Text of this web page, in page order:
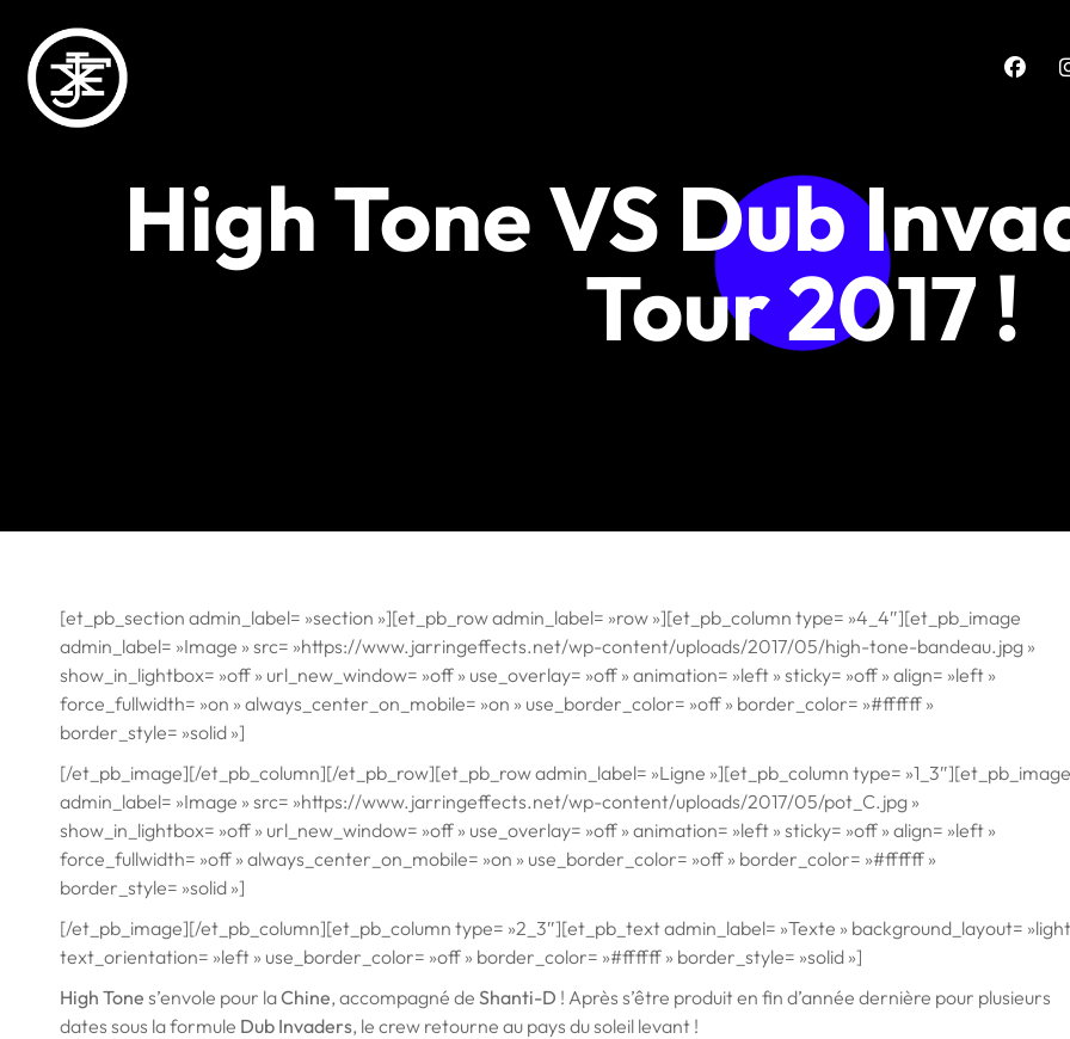
High Tone VS Dub
Tour 2017 !
[et_pb_section admin_label= »section »][et_pb_row admin_label= »row »][et_pb_column type= »4_4″][et_pb_image
admin_label= »Image » src= »https://www.jarringeffects.net/wp-content/uploads/2017/05/high-tone-bandeau.jpg »
show_in_lightbox= »off » url_new_window= »off » use_overlay= »off » animation= »left » sticky= »off » align= »left »
force_fullwidth= »on » always_center_on_mobile= »on » use_border_color= »off » border_color= »#ffffff »
border_style= »solid »]
[/et_pb_image][/et_pb_column][/et_pb_row][et_pb_row admin_label= »Ligne »][et_pb_column type= »1_3″][et_pb_image
admin_label= »Image » src= »https://www.jarringeffects.net/wp-content/uploads/2017/05/pot_C.jpg »
show_in_lightbox= »off » url_new_window= »off » use_overlay= »off » animation= »left » sticky= »off » align= »left »
force_fullwidth= »off » always_center_on_mobile= »on » use_border_color= »off » border_color= »#ffffff »
border_style= »solid »]
[/et_pb_image][/et_pb_column][et_pb_column type= »2_3″][et_pb_text admin_label= »Texte » background_layout=
text_orientation= »left » use_border_color= »off » border_color= »#ffffff » border_style= »solid »]
High Tone s’envole pour laChine, accompagné de Shanti-D ! Après s’être produit en fin d’année dernière pour plusieurs
dates sous la formule Dub Invaders, le crew retourne au pays du soleil levant !